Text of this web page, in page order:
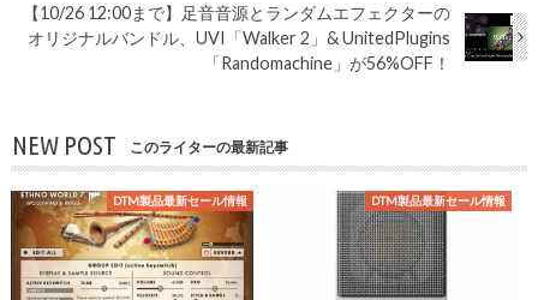
【10/26 12:00まで】足音音源とランダムエフェクターの
オリジナルバンドル、UVI「Walker 2」& UnitedPlugins
「Randomachine」が56%OFF！
NEW POST このライターの最新記事
DTM製品最新セール情報 DTM製品最新セール情報